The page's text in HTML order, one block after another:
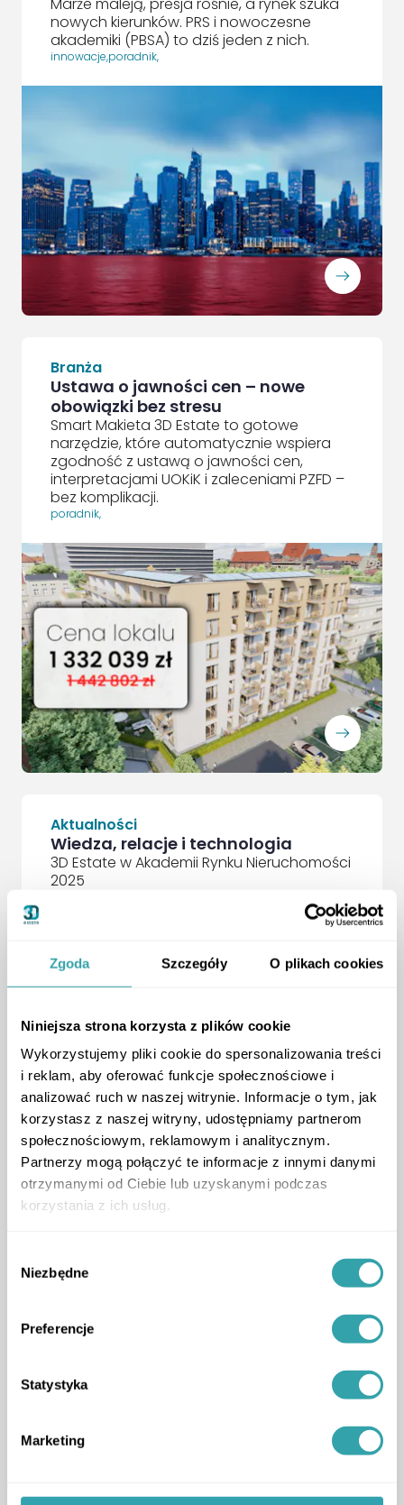
Zgoda Szczegóły O plikach cookies
Niniejsza strona korzysta z plików cookie
Wykorzystujemy pliki cookie do spersonalizowania treści
i reklam, aby oferować funkcje społecznościowe i
analizować ruch w naszej witrynie. Informacje o tym, jak
korzystasz z naszej witryny, udostępniamy partnerom
społecznościowym, reklamowym i analitycznym.
Partnerzy mogą połączyć te informacje z innymi danymi
otrzymanymi od Ciebie lub uzyskanymi podczas
korzystania z ich usług.
zgody
Niezbędne
Preferencje
Statystyka
Marketing
nowych kierunków. PRS i nowoczesne
akademiki (PBSA) to dziś jeden z nich.
innowacje,poradnik,
ArrowRightLong
Branża
Ustawa o jawności cen – nowe
obowiązki bez stresu
Smart Makieta 3D Estate to gotowe
narzędzie, które automatycznie wspiera
zgodność z ustawą o jawności cen,
interpretacjami UOKiK i zaleceniami PZFD –
bez komplikacji.
poradnik,
ArrowRightLong
Aktualności
Wiedza, relacje i technologia
3D Estate w Akademii Rynku Nieruchomości
2025
ArrowRightLong
Aktualności
Skuteczna sprzedaż w trudnych czasach
poradnik